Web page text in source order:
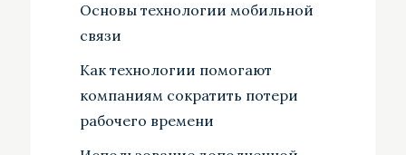
Основы технологии мобильной
связи
Как технологии помогают
компаниям сократить потери
рабочего времени